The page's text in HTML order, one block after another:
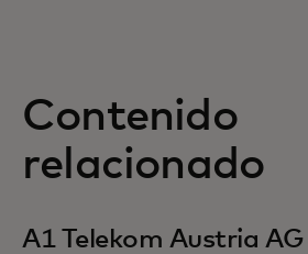
Contenido
relacionado
A1 Telekom Austria AG |